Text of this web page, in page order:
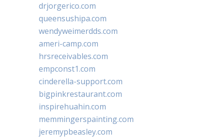
drjorgerico.com
queensushipa.com
wendyweimerdds.com
ameri-camp.com
hrsreceivables.com
empconst1.com
cinderella-support.com
bigpinkrestaurant.com
inspirehuahin.com
memmingerspainting.com
jeremypbeasley.com